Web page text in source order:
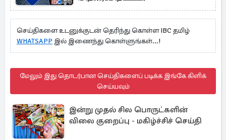
செய்திகளை உடனுக்குடன் தெரிந்து கொள்ள IBC தமிழ்
WHATSAPP இல் இணைந்து கொள்ளுங்கள்...!
மேலும் இது தொடர்பான செய்திகளைப் படிக்க இங்கே கிளிக்
செய்யவும்
இன்று முதல் சில பொருட்களின்
விலை குறைப்பு - மகிழ்ச்சிச் செய்தி